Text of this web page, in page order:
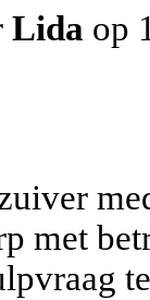
Lida op
met